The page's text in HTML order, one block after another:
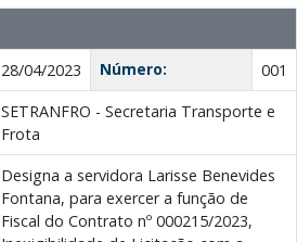
28/04/2023 Número:
001
SETRANFRO - Secretaria Transporte e
Frota
Designa a servidora Larisse Benevides
Fontana, para exercer a função de
Fiscal do Contrato nº 000215/2023,